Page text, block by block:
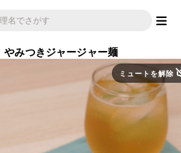
やみつきジャージャー麺
ミュートを解除